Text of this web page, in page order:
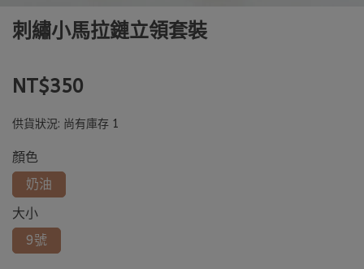
刺繡小馬拉鏈立領套裝
NT$350
供貨狀況: 尚有庫存 1
顏色
奶油
大小
9號